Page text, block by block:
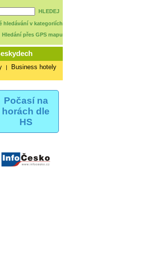
HLEDEJ
hledávání v kategoriích
Hledání přes GPS mapu
| Business hotely
Počasí na
horách dle
HS